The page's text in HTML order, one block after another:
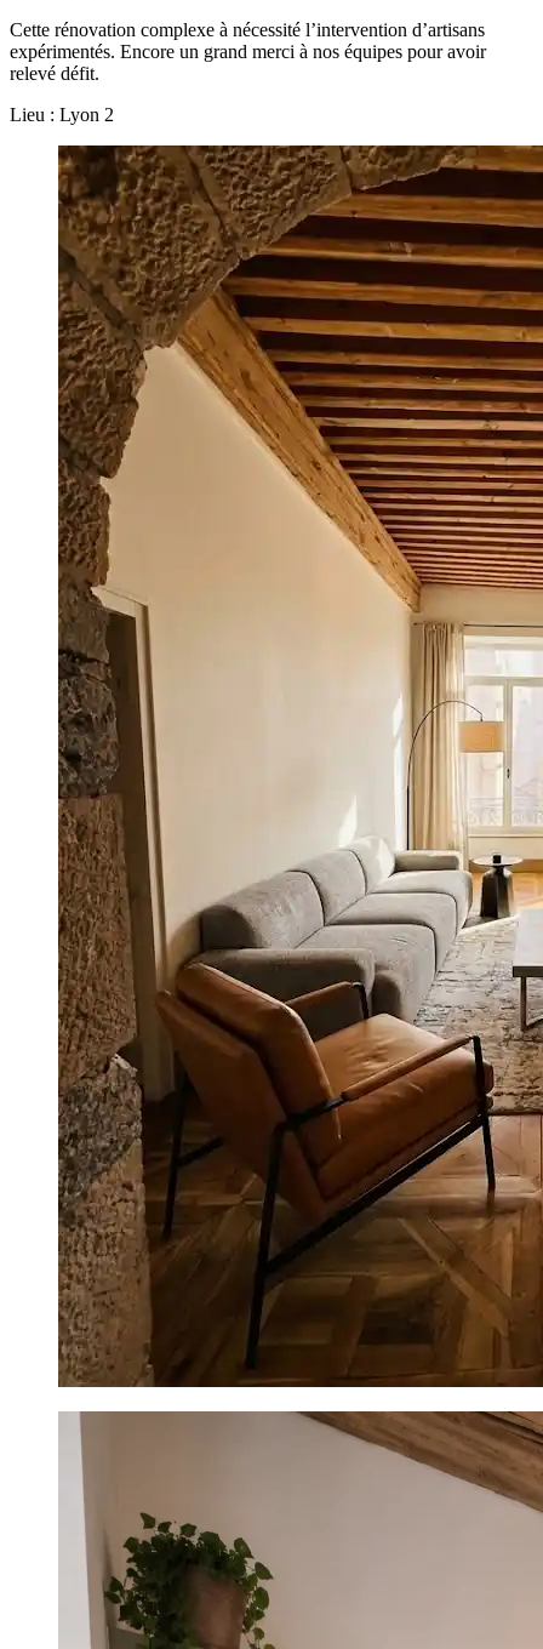
Cette rénovation complexe à nécessité l’intervention d’artisans
expérimentés. Encore un grand merci à nos équipes pour avoir
relevé défit.
Lieu : Lyon 2